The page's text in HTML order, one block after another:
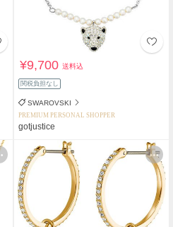
¥9,700送料込
関税負担なし
SWAROVSKI
PREMIUM PERSONAL SHOPPER
gotjustice